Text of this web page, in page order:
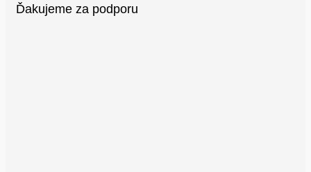
Ďakujeme za podporu